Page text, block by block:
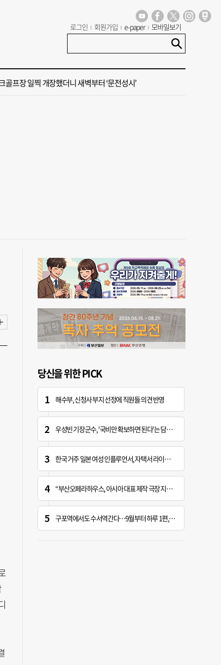
로그인 회원가입 e-paper 모바일보기
꺾인 ‘부산 아파트 시장’ 청약 미달·미분양 심화
골프장 일찍 개장했더니 새벽부터 ‘문전성시’
당신을 위한 PICK
해수부, 신청사 부지 선정에 직원들 의견 반영
우성빈 기장군수, '국비만 확보하면 된다'는 담당자에 "국비는 국민의 혈세" 지적
한국 거주 일본 여성 인플루언서, 자택서 라이브 방송 중 사망
“부산오페라하우스, 아시아 대표 제작 극장 지향해야”
구포역에서도 수서역간다…9월부터 하루 1편, 주말 2편